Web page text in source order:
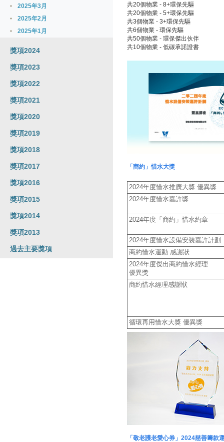
2025年3月
2025年2月
2025年1月
獎項2024
獎項2023
獎項2022
獎項2021
獎項2020
獎項2019
獎項2018
獎項2017
獎項2016
獎項2015
獎項2014
獎項2013
過去主要獎項
共20個物業 - 8+環保先驅
共20個物業 - 5+環保先驅
共3個物業 - 3+環保先驅
共6個物業 - 環保先驅
共50個物業 - 環保傑出伙伴
共10個物業 - 低碳承諾證書
「商約」惜水大獎
2024年度惜水推廣大獎 優異獎
2024年度惜水嘉許獎
2024年度「商約」惜水約章
2024年度惜水設備安裝嘉許計劃
商約惜水運動 感謝狀
2024年度傑出商約惜水經理
優異獎
商約惜水經理感謝狀
循環再用惜水大獎 優異獎
「敬老護老愛心券」2024慈善籌款